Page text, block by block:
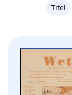
Titel